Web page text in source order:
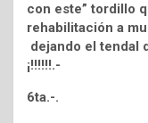
con este” tordillo
rehabilitación a
dejando el tendal
¡!!!!!!.-
6ta.-.